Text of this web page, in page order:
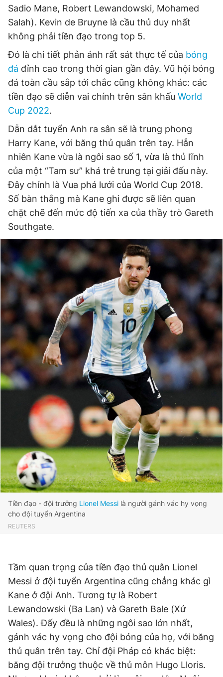
Đọc Thanh Niên trên điện thoại
Theo dõi báo trên
Hotline
0906 645 777
Liên hệ quảng cáo
0908 780 404
Đặt báo Quảng cáo RSS Tòa soạn Chính sách bảo
Tổng biên tập: Nguyễn Ngọc Toàn
Phó tổng biên tập thường trực: Hải Thành
Phó tổng biên tập: Lâm Hiếu Dũng
Phó tổng biên tập: Trần Việt Hưng
Tổng thư ký tòa soạn: Đức Trung
Giấy phép xuất bản số 110/GP - BTTTT cấp ngày 24.3.2020
© 2003-2026 Bản quyền thuộc về Báo Thanh Niên. Cấm sao
chép dưới mọi hình thức nếu không có sự chấp thuận bằng văn
bản. Phát triển bởi ePi Technologies, JSC.
Sadio Mane, Robert Lewandowski, Mohamed
Salah). Kevin de Bruyne là cầu thủ duy nhất
không phải tiền đạo trong top 5.
Đó là chi tiết phản ánh rất sát thực tế của bóng
đá đỉnh cao trong thời gian gần đây. Vũ hội bóng
đá toàn cầu sắp tới chắc cũng không khác: các
tiền đạo sẽ diễn vai chính trên sân khấu World
Cup 2022.
Dẫn dắt tuyển Anh ra sân sẽ là trung phong
Harry Kane, với băng thủ quân trên tay. Hẳn
nhiên Kane vừa là ngôi sao số 1, vừa là thủ lĩnh
của một “Tam sư” khá trẻ trung tại giải đấu này.
Đây chính là Vua phá lưới của World Cup 2018.
Số bàn thắng mà Kane ghi được sẽ liên quan
chặt chẽ đến mức độ tiến xa của thầy trò Gareth
Southgate.
Tiền đạo - đội trưởng Lionel Messi là người gánh vác hy vọng
cho đội tuyển Argentina
REUTERS
Tầm quan trọng của tiền đạo thủ quân Lionel
Messi ở đội tuyển Argentina cũng chẳng khác gì
Kane ở đội Anh. Tương tự là Robert
Lewandowski (Ba Lan) và Gareth Bale (Xứ
Wales). Đấy đều là những ngôi sao lớn nhất,
gánh vác hy vọng cho đội bóng của họ, với băng
thủ quân trên tay. Chỉ đội Pháp có khác biệt:
băng đội trưởng thuộc về thủ môn Hugo Lloris.